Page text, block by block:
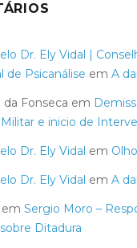
Dr. Ely Vidal |
de Psicanálise em A
da Fonseca em
e inicio de
Dr. Ely Vidal em
Dr. Ely Vidal em A
em Sergio Moro –
Ditadura